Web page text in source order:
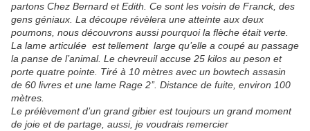
partons Chez Bernard et Edith. Ce sont les voisin de Franck, des
gens géniaux. La découpe révèlera une atteinte aux deux
poumons, nous découvrons aussi pourquoi la flèche était verte.
La lame articulée est tellement large qu’elle a coupé au passage
la panse de l’animal. Le chevreuil accuse 25 kilos au peson et
porte quatre pointe. Tiré à 10 mètres avec un bowtech assasin
de 60 livres et une lame Rage 2’’. Distance de fuite, environ 100
mètres.
Le prélèvement d’un grand gibier est toujours un grand moment
de joie et de partage, aussi, je voudrais remercier